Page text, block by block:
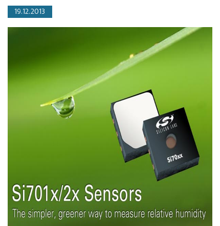
19.12.2013